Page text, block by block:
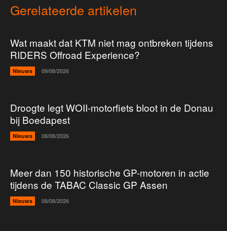
Gerelateerde artikelen
Wat maakt dat KTM niet mag ontbreken tijdens
RIDERS Offroad Experience?
Nieuws 09/08/2026
Droogte legt WOII-motorfiets bloot in de Donau
bij Boedapest
Nieuws 08/08/2026
Meer dan 150 historische GP-motoren in actie
tijdens de TABAC Classic GP Assen
Nieuws 08/08/2026